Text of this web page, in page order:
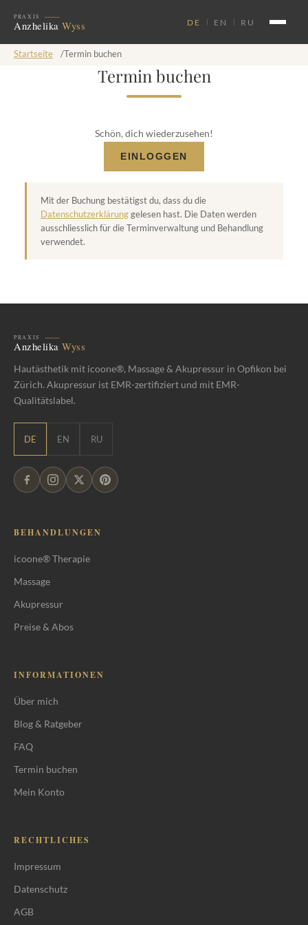
DE EN RU
Startseite /Termin buchen
Termin buchen
Schön, dich wiederzusehen!
EINLOGGEN
Mit der Buchung bestätigst du, dass du die
Datenschutzerklärunggelesen hast. Die Daten werden
ausschliesslich für die Terminverwaltung und Behandlung
verwendet.
Hautästhetik mit icoone®, Massage & Akupressur in Opfikon bei
Zürich. Akupressur ist EMR-zertifiziert und mit EMR-
Qualitätslabel.
DE EN RU
BEHANDLUNGEN
icoone® Therapie
Massage
Akupressur
Preise & Abos
INFORMATIONEN
Über mich
Blog & Ratgeber
FAQ
Termin buchen
Mein Konto
RECHTLICHES
Impressum
Datenschutz
AGB